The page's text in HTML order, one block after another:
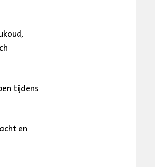
tijdens
en